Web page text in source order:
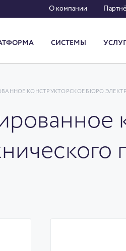
О компании
СИСТЕМЫ
КОНСТРУКТОРСКОЕ БЮРО